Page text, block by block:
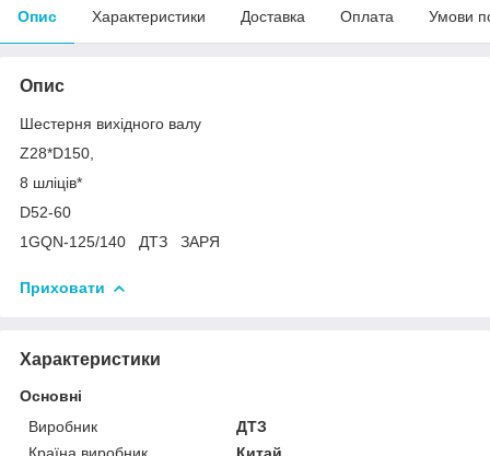
Опис Характеристики Доставка Оплата Умови
Опис
Шестерня вихідного валу
Z28*D150,
8 шліців*
D52-60
1GQN-125/140 ДТЗ ЗАРЯ
Приховати
Характеристики
Основні
Виробник
ДТЗ
Країна виробник
Китай